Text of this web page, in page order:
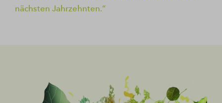
nächsten Jahrzehnten.